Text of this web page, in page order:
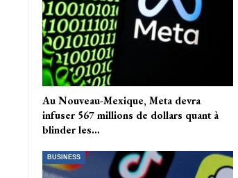
Au Nouveau-Mexique, Meta devra
infuser 567 millions de dollars quant à
blinder les…
BUSINESS